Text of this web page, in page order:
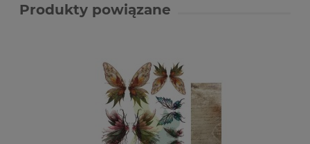
Produkty powiązane